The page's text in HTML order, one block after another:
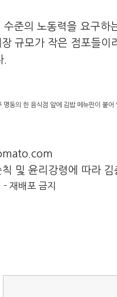
준의 노동력을 요구
규모가 작은 점포들
.
명동의 한 음식점 앞에 김밥 메뉴판이 붙
및 윤리강령에 따라
재배포 금지